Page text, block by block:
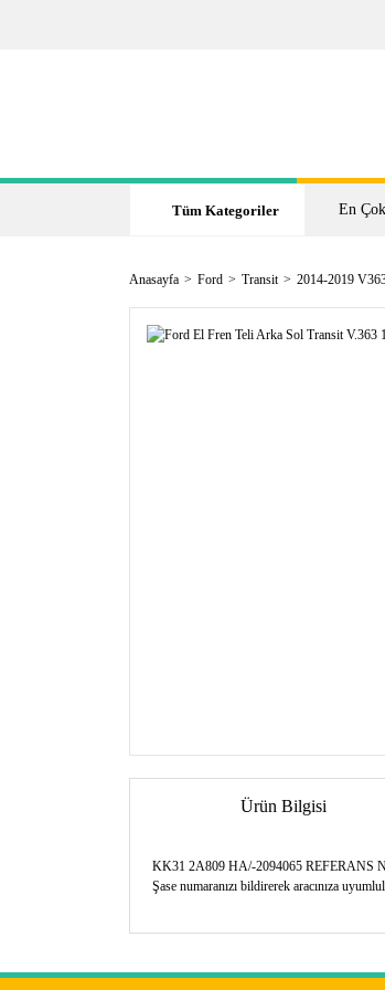
Tüm Kategoriler En
Anasayfa Ford Transit 2014-2019
Ürün Bilgisi
KK31 2A809 HA/-2094065
Şase numaranızı bildirerek aracınıza